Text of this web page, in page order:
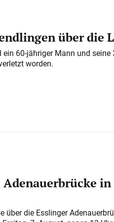
über die
60-jähriger Mann und
worden.
in
über die Esslinger